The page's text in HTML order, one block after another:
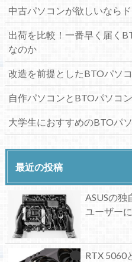
中古パソコンが欲しいなら
出荷を比較！一番早く届く
なのか
改造を前提としたBTOパソ
自作パソコンとBTOパソコ
大学生におすすめのBTOパ
最近の投稿
ASUSの
ユーザー
RTX 5060